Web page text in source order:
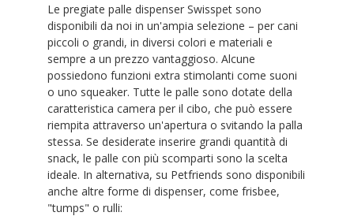
Le pregiate palle dispenser Swisspet sono
disponibili da noi in un'ampia selezione – per cani
piccoli o grandi, in diversi colori e materiali e
sempre a un prezzo vantaggioso. Alcune
possiedono funzioni extra stimolanti come suoni
o uno squeaker. Tutte le palle sono dotate della
caratteristica camera per il cibo, che può essere
riempita attraverso un'apertura o svitando la palla
stessa. Se desiderate inserire grandi quantità di
snack, le palle con più scomparti sono la scelta
ideale. In alternativa, su Petfriends sono disponibili
anche altre forme di dispenser, come frisbee,
"tumps" o rulli: